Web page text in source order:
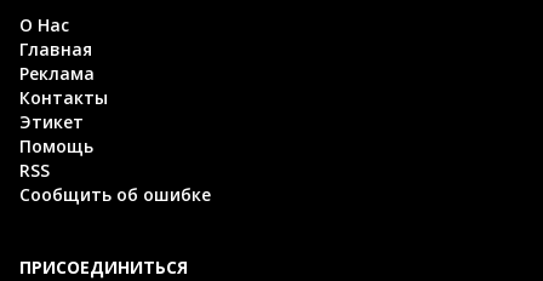
О Нас
Главная
Реклама
Контакты
Этикет
Помощь
RSS
Сообщить об ошибке
ПРИСОЕДИНИТЬСЯ